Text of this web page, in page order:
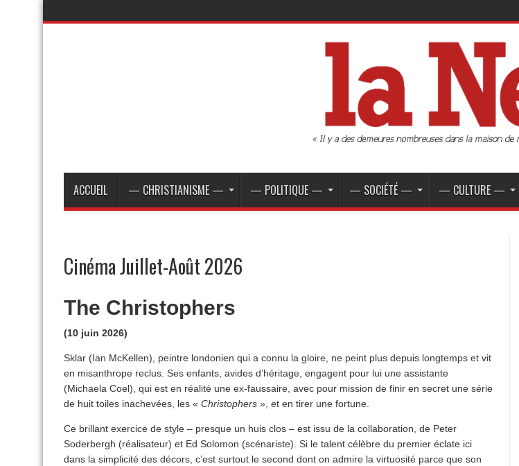
ACCUEIL — CHRISTIANISME — — POLITIQUE — — SOCIÉTÉ — — CULTURE —
Cinéma Juillet-Août 2026
The Christophers
(10 juin 2026)
Sklar (Ian McKellen), peintre londonien qui a connu la gloire, ne peint plus depuis longtemps et vit
en misanthrope reclus. Ses enfants, avides d’héritage, engagent pour lui une assistante
(Michaela Coel), qui est en réalité une ex-faussaire, avec pour mission de finir en secret une série
de huit toiles inachevées, les « Christophers », et en tirer une fortune.
Ce brillant exercice de style – presque un huis clos – est issu de la collaboration, de Peter
Soderbergh (réalisateur) et Ed Solomon (scénariste). Si le talent célèbre du premier éclate ici
dans la simplicité des décors, c’est surtout le second dont on admire la virtuosité parce que son